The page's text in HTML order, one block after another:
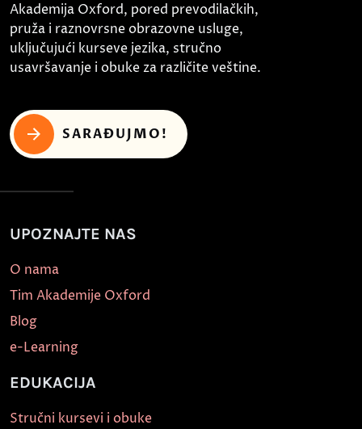
Akademija Oxford, pored prevodilačkih,
pruža i raznovrsne obrazovne usluge,
uključujući kurseve jezika, stručno
usavršavanje i obuke za različite veštine.
SARAĐUJMO!
UPOZNAJTE NAS
O nama
Tim Akademije Oxford
Blog
e-Learning
EDUKACIJA
Stručni kursevi i obuke